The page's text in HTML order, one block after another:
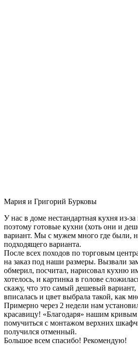
Мария и Григорий Бурковы
У нас в доме нестандартная кухня из-
поэтому готовые кухни (хоть они и
вариант. Мы с мужем много где были,
подходящего варианта.
После всех походов по торговым
на заказ под наши размеры. Вызвали
обмерил, посчитал, нарисовал кухню
хотелось, и картинка в голове
скажу, что это самый дешевый
вписалась и цвет выбрала такой, как
Примерно через 2 недели нам
красавицу! «Благодаря» нашим
помучиться с монтажом верхних
получился отменный.
Большое всем спасибо! Рекомендую!